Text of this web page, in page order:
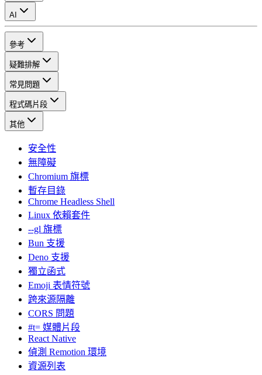
AI
參考
疑難排解
常見問題
程式碼片段
其他
安全性
無障礙
Chromium 旗標
暫存目錄
Chrome Headless Shell
Linux 依賴套件
--gl 旗標
Bun 支援
Deno 支援
獨立函式
Emoji 表情符號
跨來源隔離
CORS 問題
#t= 媒體片段
React Native
偵測 Remotion 環境
資源列表